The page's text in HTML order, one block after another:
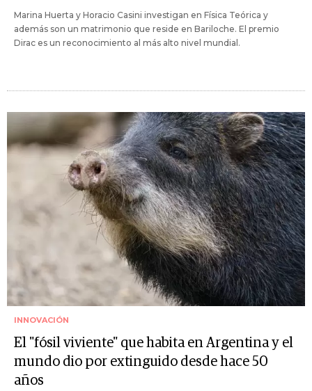
Marina Huerta y Horacio Casini investigan en Física Teórica y
además son un matrimonio que reside en Bariloche. El premio
Dirac es un reconocimiento al más alto nivel mundial.
INNOVACIÓN
El "fósil viviente" que habita en Argentina y el
mundo dio por extinguido desde hace 50
años